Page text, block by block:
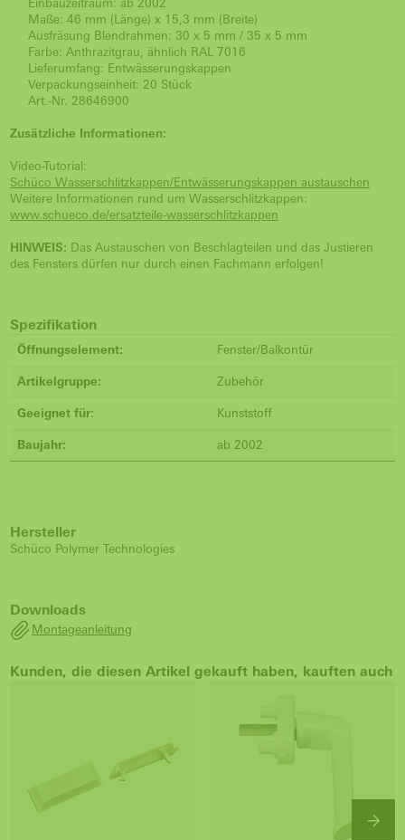
Einbauzeitraum: ab 2002
Maße: 46 mm (Länge) x 15,3 mm (Breite)
Ausfräsung Blendrahmen: 30 x 5 mm / 35 x 5 mm
Farbe: Anthrazitgrau, ähnlich RAL 7016
Lieferumfang: Entwässerungskappen
Verpackungseinheit: 20 Stück
Art.-Nr. 28646900
Zusätzliche Informationen:
Video-Tutorial:
Schüco Wasserschlitzkappen/Entwässerungskappen austauschen
Weitere Informationen rund um Wasserschlitzkappen:
www.schueco.de/ersatzteile-wasserschlitzkappen
HINWEIS: Das Austauschen von Beschlagteilen und das Justieren
des Fensters dürfen nur durch einen Fachmann erfolgen!
Spezifikation
Öffnungselement: Fenster/Balkontür
Artikelgruppe: Zubehör
Geeignet für: Kunststoff
Baujahr: ab 2002
Hersteller
Schüco Polymer Technologies
Downloads
Montageanleitung
Kunden, die diesen Artikel gekauft haben, kauften auch